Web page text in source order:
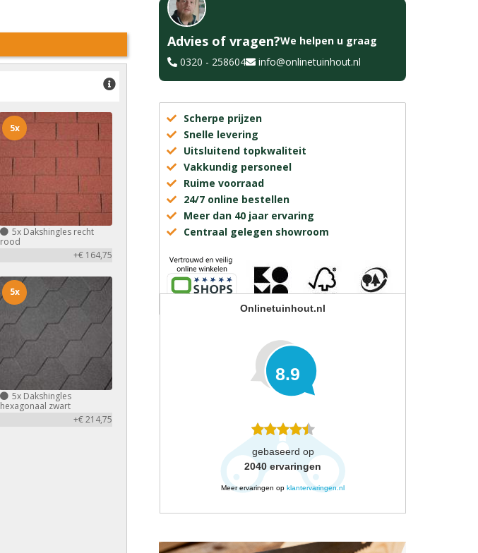
5x Dakshingles recht
rood
+€ 164,75
5x
5x Dakshingles
hexagonaal zwart
+€ 214,75
5x
Advies of vragen?We helpen u graag
0320 - 258604
info@onlinetuinhout.nl
Scherpe prijzen
Snelle levering
Uitsluitend topkwaliteit
Vakkundig personeel
Ruime voorraad
24/7 online bestellen
Meer dan 40 jaar ervaring
Centraal gelegen showroom
Onlinetuinhout.nl
8.9
gebaseerd op
2040 ervaringen
Meer ervaringen op klantervaringen.nl